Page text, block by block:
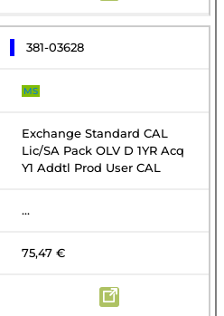
381-03628
MS
Exchange Standard CAL
Lic/SA Pack OLV D 1YR Acq
Y1 Addtl Prod User CAL
...
75,47 €